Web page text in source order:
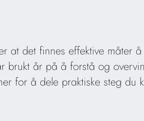
at det finnes effektive måter å
brukt år på å forstå og
for å dele praktiske steg du